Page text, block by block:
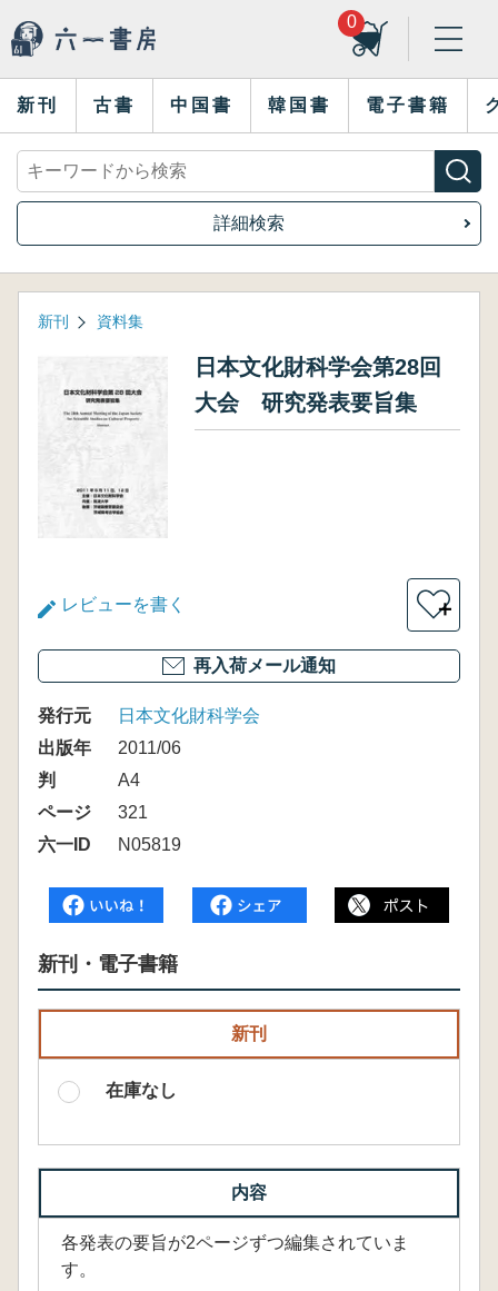
0
新刊 古書 中国書 韓国書 電子書籍
詳細検索
新刊 資料集
日本文化財科学会第28回
大会 研究発表要旨集
レビューを書く ＋
再入荷メール通知
発行元
日本文化財科学会
出版年
2011/06
判
A4
ページ
321
六一ID
N05819
新刊・電子書籍
新刊
在庫なし
内容
各発表の要旨が2ページずつ編集されていま
す。